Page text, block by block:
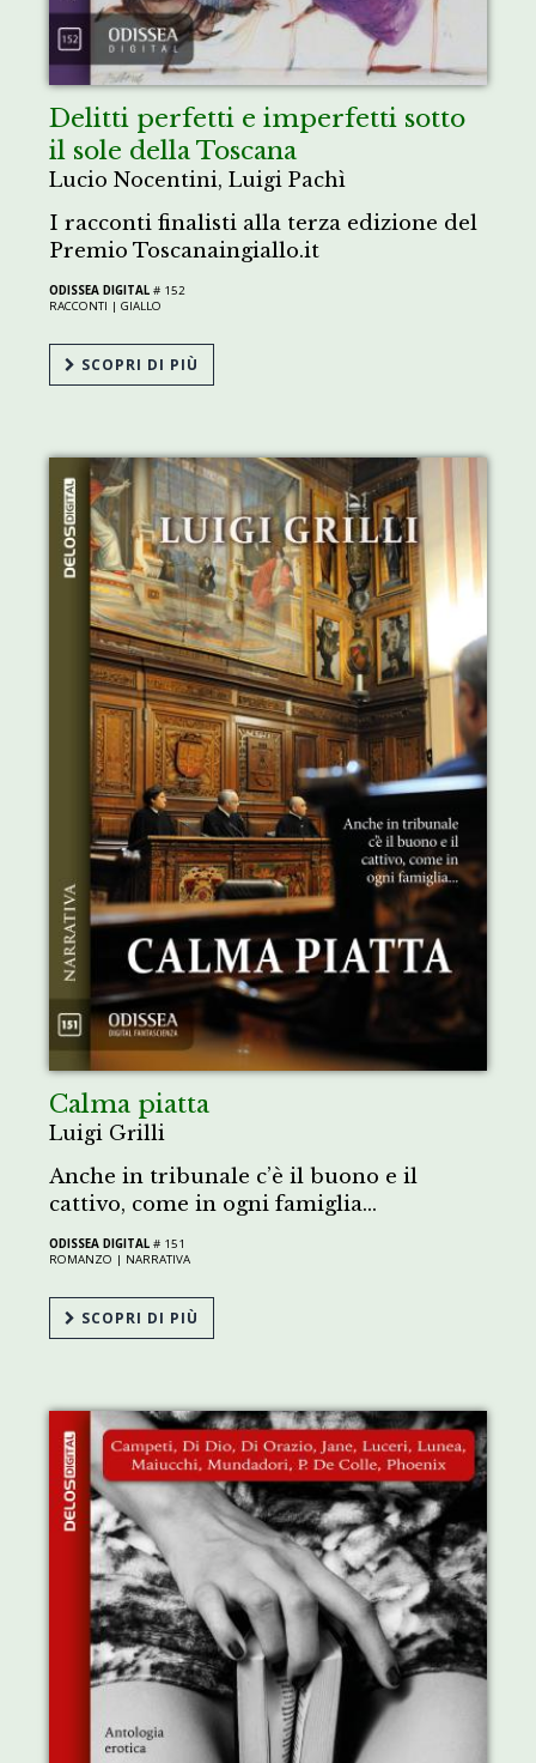
Delitti perfetti e imperfetti sotto
il sole della Toscana
Lucio Nocentini, Luigi Pachì
I racconti finalisti alla terza edizione del
Premio Toscanaingiallo.it
ODISSEA DIGITAL # 152
RACCONTI |GIALLO
SCOPRI DI PIÙ
Calma piatta
Luigi Grilli
Anche in tribunale c’è il buono e il
cattivo, come in ogni famiglia...
ODISSEA DIGITAL # 151
ROMANZO | NARRATIVA
SCOPRI DI PIÙ